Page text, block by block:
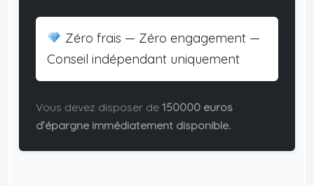
Zéro frais — Zéro engagement —
Conseil indépendant uniquement
Vous devez disposer de 150000 euros
d’épargne immédiatement disponible.